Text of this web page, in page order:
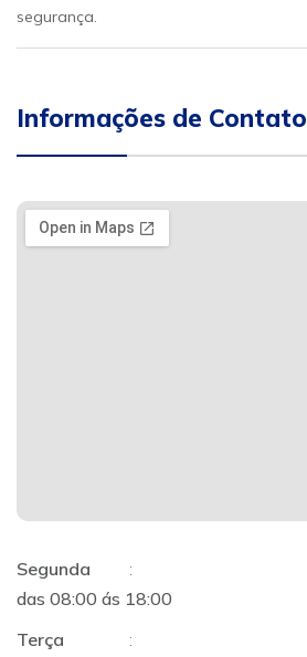
segurança.
Informações de Contato
Segunda
:
das 08:00 ás 18:00
Terça
: